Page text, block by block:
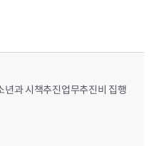
과 시책추진업무추진비 집행